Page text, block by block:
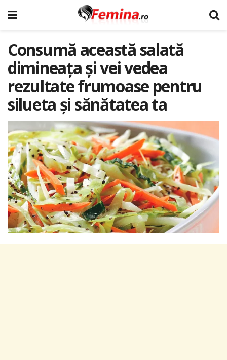
Consumă această salată
dimineața și vei vedea
rezultate frumoase pentru
silueta și sănătatea ta